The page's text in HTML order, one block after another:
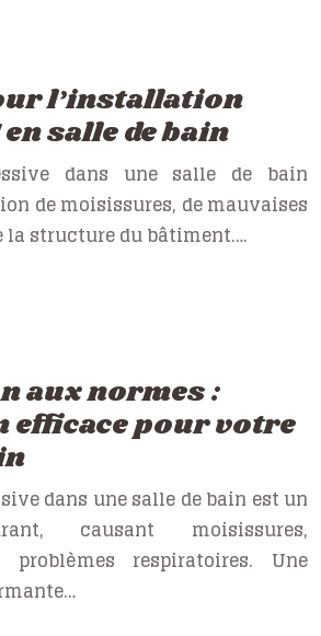
l’installation
en salle de bain
dans une salle de bain
de moisissures, de mauvaises
la structure du bâtiment….
aux normes :
pour votre
dans une salle de bain est un
causant moisissures,
problèmes respiratoires. Une